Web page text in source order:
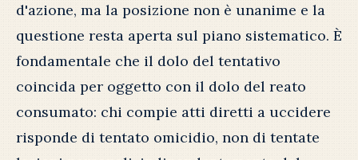
d'azione, ma la posizione non è unanime e la
questione resta aperta sul piano sistematico. È
fondamentale che il dolo del tentativo
coincida per oggetto con il dolo del reato
consumato: chi compie atti diretti a uccidere
risponde di tentato omicidio, non di tentate